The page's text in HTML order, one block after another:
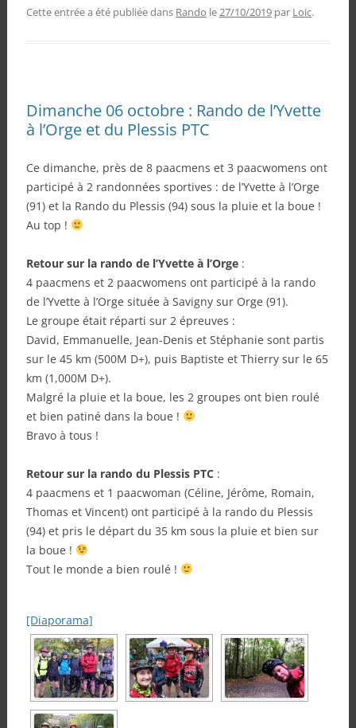
Cette entrée a été publiée dans Rando le27/10/2019 par Loic.
Dimanche 06 octobre : Rando de l’Yvette
à l’Orge et du Plessis PTC
Ce dimanche, près de 8 paacmens et 3 paacwomens ont
participé à 2 randonnées sportives : de l’Yvette à l’Orge
(91) et la Rando du Plessis (94) sous la pluie et la boue !
Au top !
Retour sur la rando de l’Yvette à l’Orge:
4 paacmens et 2 paacwomens ont participé à la rando
de l’Yvette à l’Orge située à Savigny sur Orge (91).
Le groupe était réparti sur 2 épreuves :
David, Emmanuelle, Jean-Denis et Stéphanie sont partis
sur le 45 km (500M D+), puis Baptiste et Thierry sur le 65
km (1,000M D+).
Malgré la pluie et la boue, les 2 groupes ont bien roulé
et bien patiné dans la boue !
Bravo à tous !
Retour sur la rando du Plessis PTC:
4 paacmens et 1 paacwoman (Céline, Jérôme, Romain,
Thomas et Vincent) ont participé à la rando du Plessis
(94) et pris le départ du 35 km sous la pluie et bien sur
la boue !
Tout le monde a bien roulé !
[Diaporama]